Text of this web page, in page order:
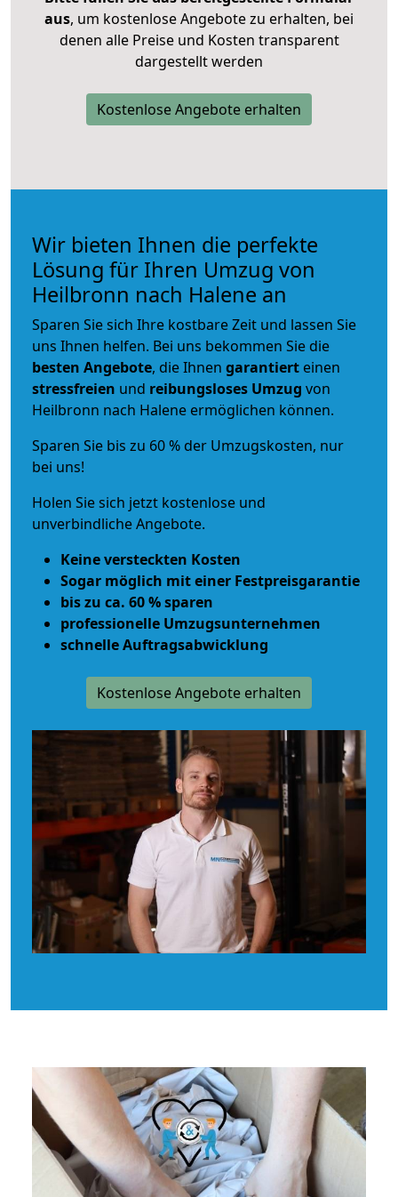
aus, um kostenlose Angebote zu erhalten, bei
denen alle Preise und Kosten transparent
dargestellt werden
Kostenlose Angebote erhalten
Wir bieten Ihnen die perfekte
Lösung für Ihren Umzug von
Heilbronn nach Halene an
Sparen Sie sich Ihre kostbare Zeit und lassen Sie
uns Ihnen helfen. Bei uns bekommen Sie die
besten Angebote, die Ihnen garantiert einen
stressfreien und reibungsloses Umzug von
Heilbronn nach Halene ermöglichen können.
Sparen Sie bis zu 60 % der Umzugskosten, nur
bei uns!
Holen Sie sich jetzt kostenlose und
unverbindliche Angebote.
Keine versteckten Kosten
Sogar möglich mit einer Festpreisgarantie
bis zu ca. 60 % sparen
professionelle Umzugsunternehmen
schnelle Auftragsabwicklung
Kostenlose Angebote erhalten